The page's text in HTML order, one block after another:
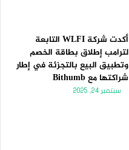
أكدت شركة WLFI التابعة
لترامب إطلاق بطاقة الخصم
وتطبيق البيع بالتجزئة في إطار
شراكتها مع Bithumb
سبتمبر 24, 2025